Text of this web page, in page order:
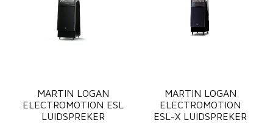
MARTIN LOGAN
ELECTROMOTION ESL
LUIDSPREKER
MARTIN LOGAN
ELECTROMOTION
ESL-X LUIDSPREKER